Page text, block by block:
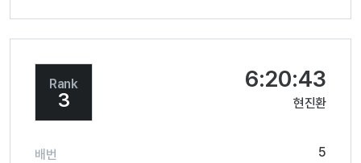
Rank
3
6:20:43
현진환
배번
5